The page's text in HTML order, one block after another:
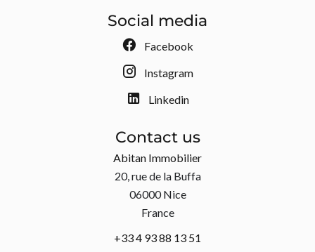
Social media
Facebook
Instagram
Linkedin
Contact us
Abitan Immobilier
20, rue de la Buffa
06000Nice
France
+33 4 93 88 13 51